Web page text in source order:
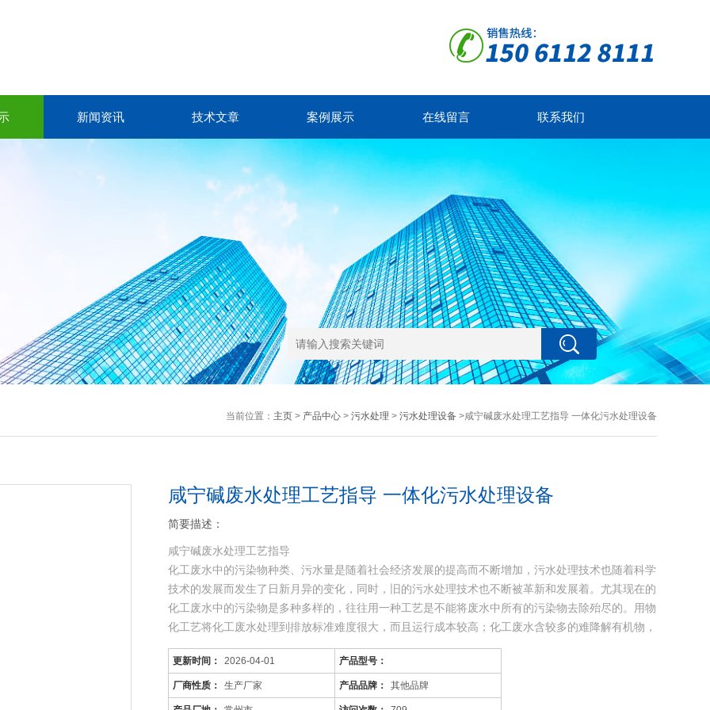
新闻资讯 技术文章 案例展示 在线留言 联系我们
当前位置： 主页> 产品中心> 污水处理 > 污水处理设备>咸宁碱废水处理工艺指导 一体化污水处理设备
咸宁碱废水处理工艺指导 一体化污水处理设备
简要描述：
咸宁碱废水处理工艺指导
化工废水中的污染物种类、污水量是随着社会经济发展的提高而不断增加，污水处理技术也随着科学
技术的发展而发生了日新月异的变化，同时，旧的污水处理技术也不断被革新和发展着。尤其现在的
化工废水中的污染物是多种多样的，往往用一种工艺是不能将废水中所有的污染物去除殆尽的。用物
化工艺将化工废水处理到排放标准难度很大，而且运行成本较高；化工废水含较多的难降解有机物，
可生化性差，而且化工废
更新时间： 2026-04-01 产品型号：
厂商性质： 生产厂家 产品品牌： 其他品牌